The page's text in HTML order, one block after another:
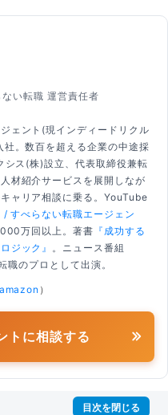
い転職 運営責任者
ェント(現インディードリクル
社。数百を超える企業の中途採
シス(株)設立、代表取締役兼転
材紹介サービスを展開しなが
ャリア相談に乗る。YouTube
/ すべらない転職エージェン
万回以上。著書 『成功する
ジック』
。ニュース番組
職のプロとして出演。
amazon ）
トに相談する